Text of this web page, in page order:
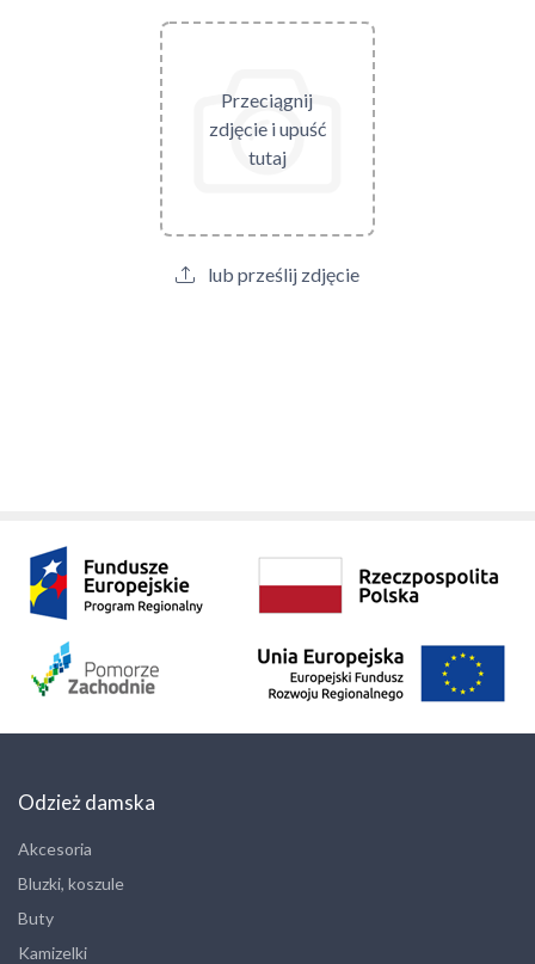
Przeciągnij
zdjęcie i upuść
tutaj
lub prześlij zdjęcie
Odzież damska
Akcesoria
Bluzki, koszule
Buty
Kamizelki